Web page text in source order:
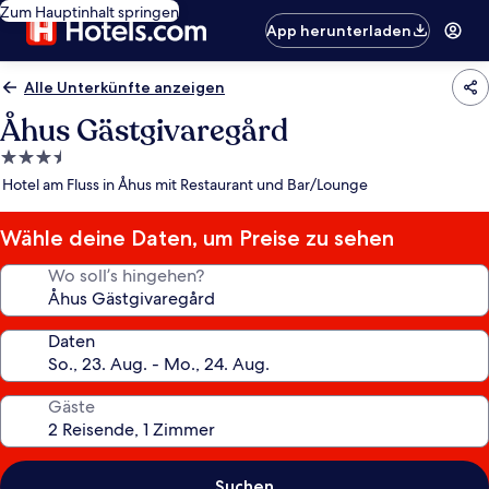
Zum Hauptinhalt springen
App herunterladen
Alle Unterkünfte anzeigen
Åhus Gästgivaregård
3.5-
Sterne-
Hotel am Fluss in Åhus mit Restaurant und Bar/Lounge
Wähle deine Daten, um Preise zu sehen
Wo soll’s hingehen?
Daten
Gäste